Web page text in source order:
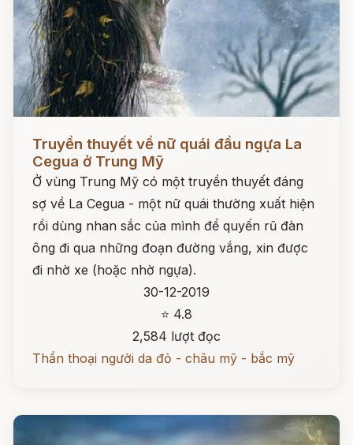
Đọc ngay
Truyền thuyết về nữ quái đầu ngựa La
Cegua ở Trung Mỹ
Ở vùng Trung Mỹ có một truyền thuyết đáng
sợ về La Cegua - một nữ quái thường xuất hiện
rồi dùng nhan sắc của mình để quyến rũ đàn
ông đi qua những đoạn đường vắng, xin được
đi nhờ xe (hoặc nhờ ngựa).
30-12-2019
⭐ 4.8
2,584 lượt đọc
Thần thoại người da đỏ - châu mỹ - bắc mỹ